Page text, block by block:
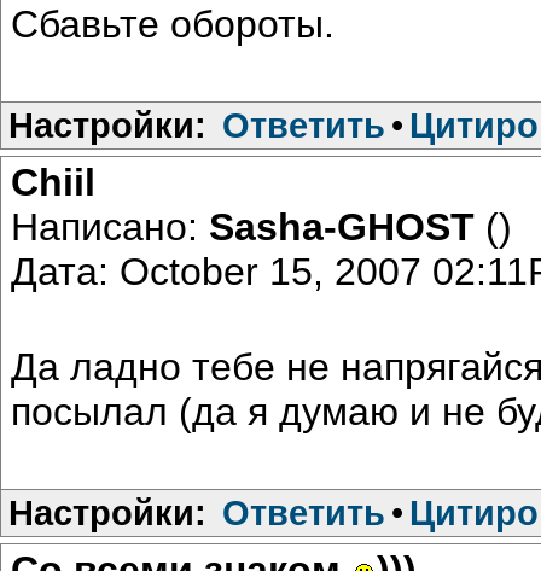
Сбавьте обороты.
Настройки: Ответить •
Chiil
Написано: Sasha-GHOST ()
Дата: October 15, 2007
Да ладно тебе не
посылал (да я думаю и не
Настройки: Ответить •